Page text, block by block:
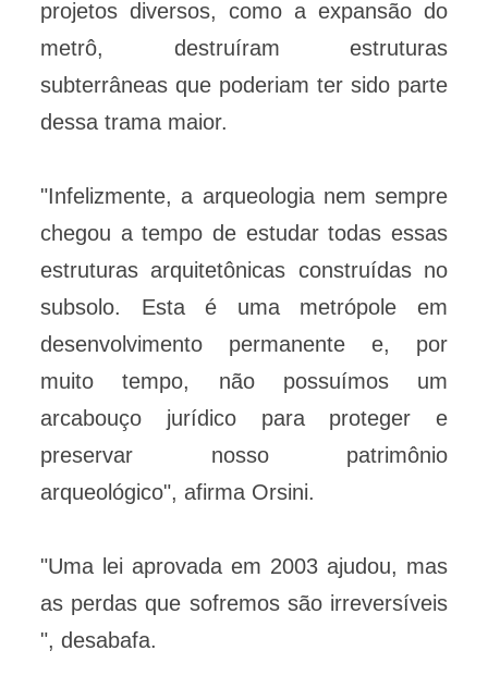
projetos diversos, como a expansão do
metrô, destruíram estruturas
subterrâneas que poderiam ter sido parte
dessa trama maior.
"Infelizmente, a arqueologia nem sempre
chegou a tempo de estudar todas essas
estruturas arquitetônicas construídas no
subsolo. Esta é uma metrópole em
desenvolvimento permanente e, por
muito tempo, não possuímos um
arcabouço jurídico para proteger e
preservar nosso patrimônio
arqueológico", afirma Orsini.
"Uma lei aprovada em 2003 ajudou, mas
as perdas que sofremos são irreversíveis
", desabafa.